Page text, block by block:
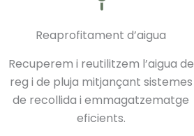
Reaprofitament d’aigua
Recuperem i reutilitzem l’aigua de
reg i de pluja mitjançant sistemes
de recollida i emmagatzematge
eficients.